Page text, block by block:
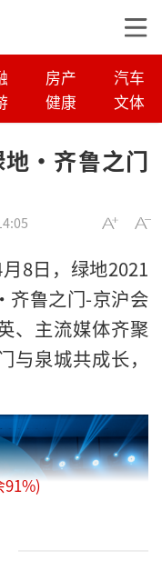
房产
汽车
健康 文体
地·齐鲁之门
8日，绿地2021
齐鲁之门-京沪会
、主流媒体齐聚
与泉城共成长，
91%)